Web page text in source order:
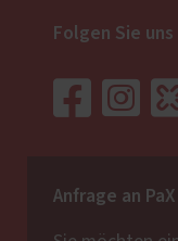
Folgen Sie uns
Anfrage an PaX